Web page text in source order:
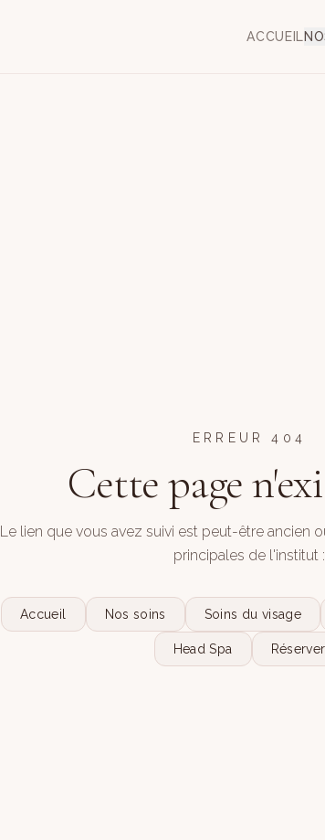
ACCUEIL
ERREUR 404
Cette page
Le lien que vous avez suivi est peut-être ancien
principales de l'institut :
Accueil Nos soins Soins du visage
Head Spa Réserver